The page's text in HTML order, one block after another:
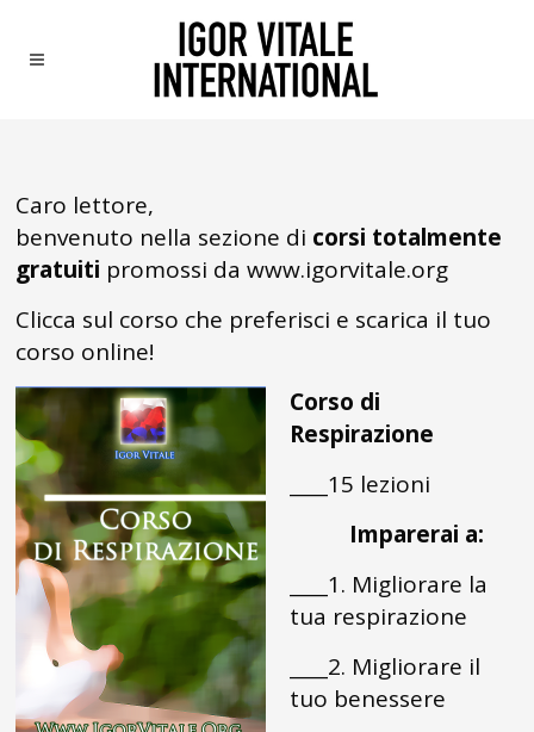
Caro lettore,
benvenuto nella sezione di corsi totalmente
gratuiti promossi da www.igorvitale.org
Clicca sul corso che preferisci e scarica il tuo
corso online!
Corso di
Respirazione
____15 lezioni
Imparerai a:
____1. Migliorare la
tua respirazione
____2. Migliorare il
tuo benessere